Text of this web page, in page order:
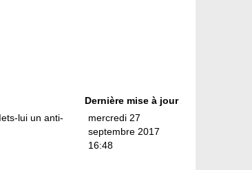
Dernière mise à jour
lui un anti-
mercredi 27
septembre 2017
16:48